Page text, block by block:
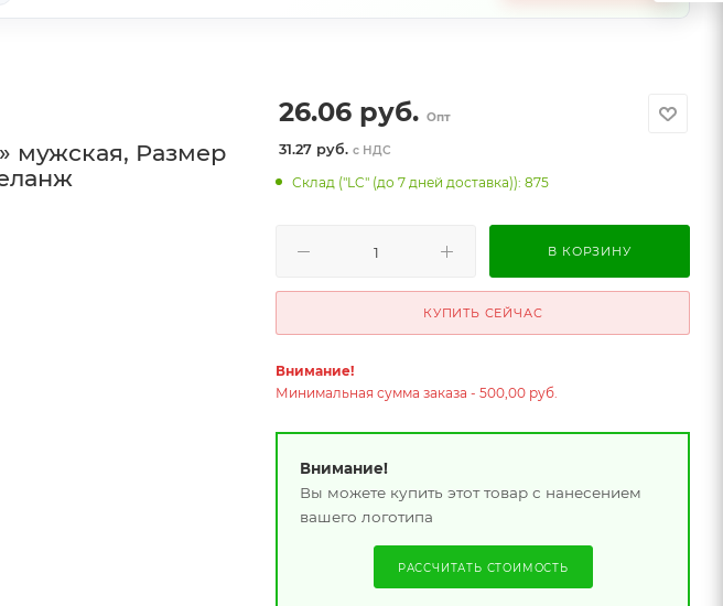
мужская, Размер
26.06 руб. Опт
31.27 руб.с НДС
Склад ("LC" (до 7 дней доставка)): 875
В КОРЗИНУ
КУПИТЬ СЕЙЧАС
Внимание!
Минимальная сумма заказа - 500,00 руб.
Внимание!
Вы можете купить этот товар с нанесением
вашего логотипа
РАССЧИТАТЬ СТОИМОСТЬ